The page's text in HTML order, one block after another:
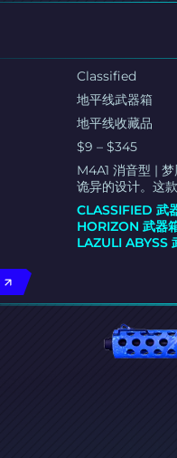
Classified
地平线武器箱
地平线收藏品
$9 – $345
M4A1 消音型 |
诡异的设计。这
CLASSIFIED 武
HORIZON 武器
LAZULI ABYSS